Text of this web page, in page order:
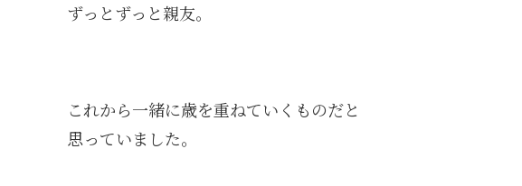
ずっとずっと親友。
これから一緒に歳を重ねていくものだと
思っていました。